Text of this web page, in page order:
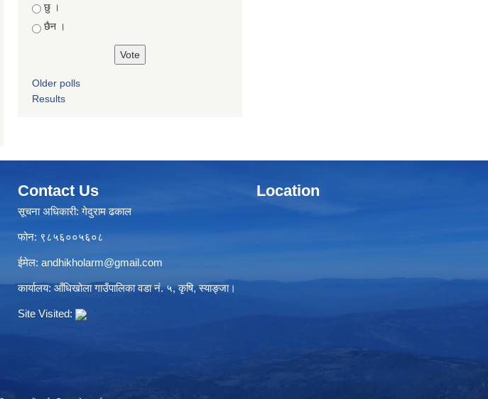
Choices
छु ।
छैन ।
Older polls
Results
Contact Us
सूचना अधिकारी: गेदुराम ढकाल
फोन: ९८५६००५६०८
ईमेल: andhikholarm@gmail.com
कार्यालय: आँधिखोला गाउँपालिका वडा नं. ५, कृषि, स्याङ्जा।
Site Visited:
Location